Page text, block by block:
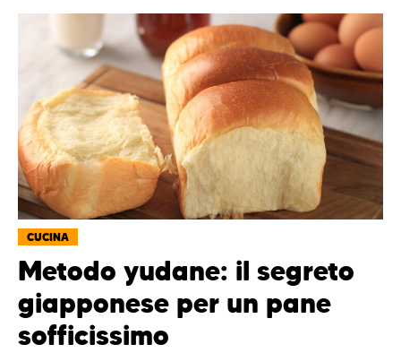
CUCINA
Metodo yudane: il segreto
giapponese per un pane
sofficissimo